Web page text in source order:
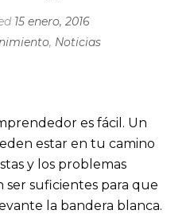
15 enero, 2016
, Noticias
es fácil. Un
estar en tu camino
y los problemas
suficientes para que
la bandera blanca.